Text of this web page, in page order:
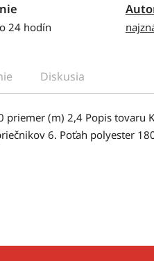
24 hodín
Diskusia
priemer (m) 2,4 Popis tovaru
6. Poťah polyester